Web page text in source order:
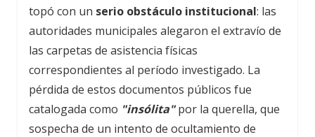
topó con un serio obstáculo institucional: las
autoridades municipales alegaron el extravío de
las carpetas de asistencia físicas
correspondientes al período investigado. La
pérdida de estos documentos públicos fue
catalogada como "insólita"por la querella, que
sospecha de un intento de ocultamiento de